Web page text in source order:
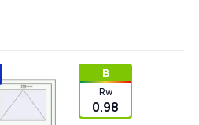
B
Rw
0.98